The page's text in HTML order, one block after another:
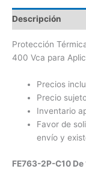
Descripción
Protección
400 Vca para
Precios
Precio
Inventario
Favor de
envío y
FE763-2P-C10